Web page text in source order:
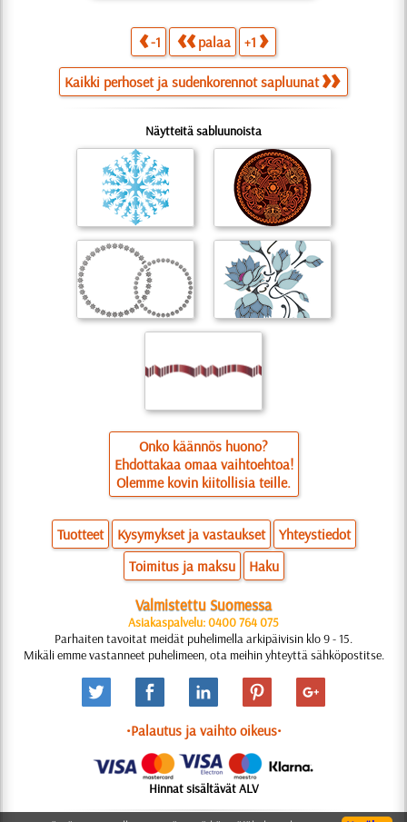
-1 palaa +1
Kaikki perhoset ja sudenkorennot sapluunat
Näytteitä sabluunoista
Onko käännös huono?
Ehdottakaa omaa vaihtoehtoa!
Olemme kovin kiitollisia teille.
Tuotteet Kysymykset ja vastaukset
Yhteystiedot
Toimitus ja maksu
Haku
Valmistettu Suomessa
Asiakaspalvelu: 0400 764 075
Parhaiten tavoitat meidät puhelimella arkipäivisin klo 9 - 15.
Mikäli emme vastanneet puhelimeen, ota meihin yhteyttä sähköpostitse.
•Palautus ja vaihto oikeus•
Hinnat sisältävät ALV